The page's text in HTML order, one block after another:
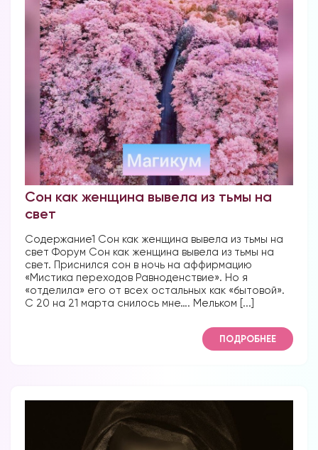
Сон как женщина вывела из тьмы на
свет
Содержание1 Сон как женщина вывела из тьмы на
свет Форум Сон как женщина вывела из тьмы на
свет. Приснился сон в ночь на аффирмацию
«Мистика переходов Равноденствие». Но я
«отделила» его от всех остальных как «бытовой».
С 20 на 21 марта снилось мне…. Мельком [...]
ПОДРОБНЕЕ
Форум на сайте